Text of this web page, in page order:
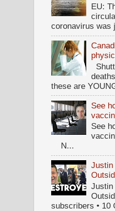
EU:
coronavirus was
these are
See
See
N...
Justin
Justin
subscribers • 10